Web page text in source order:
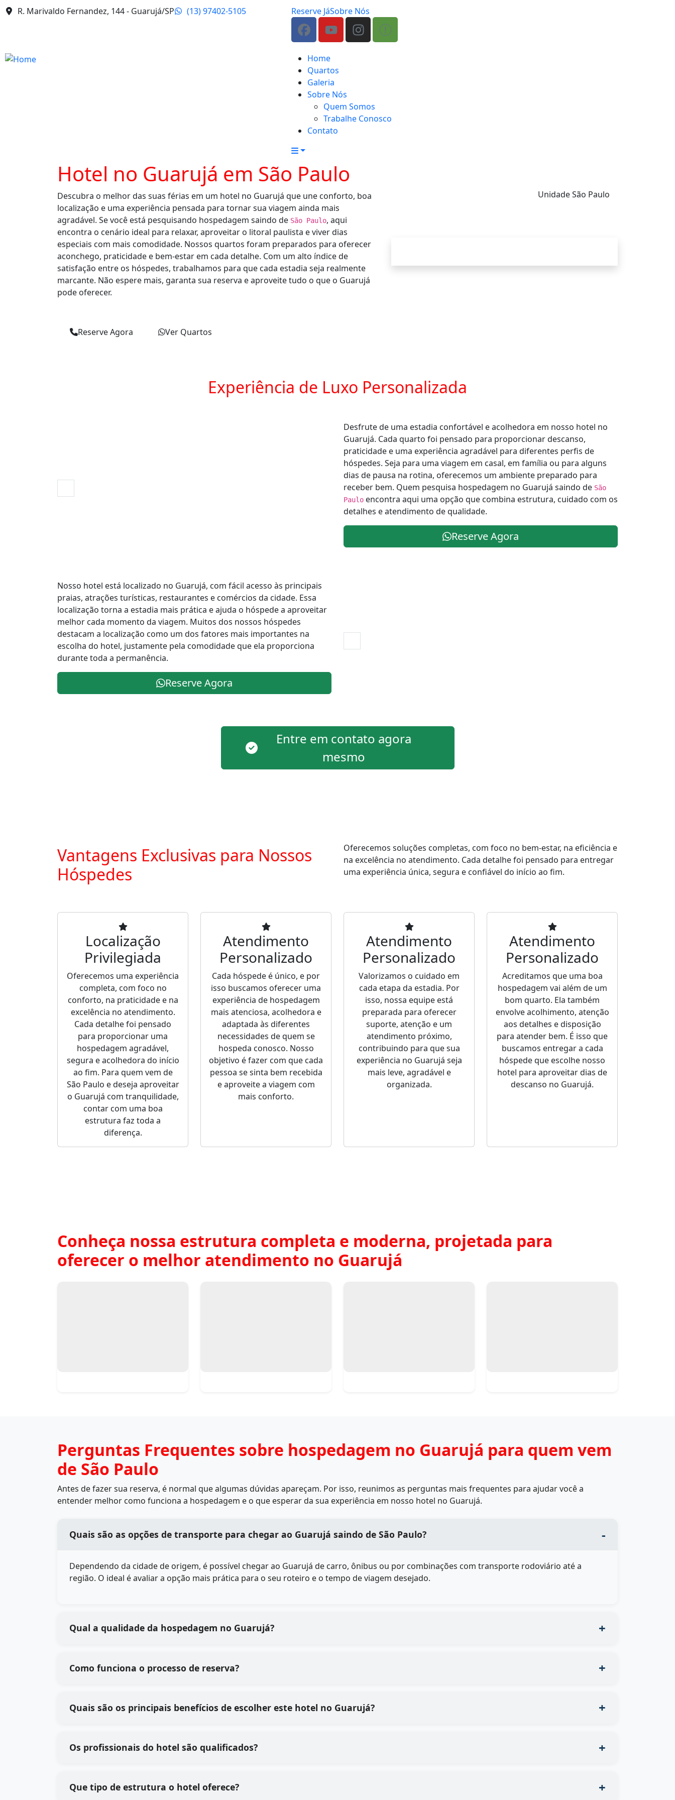
R. Marivaldo Fernandez, 144 - Guarujá/SP (13) 97402-5105 Reserve JáSobre Nós
Home
Quartos
Galeria
Sobre Nós
Quem Somos
Trabalhe Conosco
Contato
Unidade São Paulo
Hotel no Guarujá em São Paulo
Descubra o melhor das suas férias em um hotel no Guarujá que une conforto, boa
localização e uma experiência pensada para tornar sua viagem ainda mais
agradável. Se você está pesquisando hospedagem saindo de São Paulo, aqui
encontra o cenário ideal para relaxar, aproveitar o litoral paulista e viver dias
especiais com mais comodidade. Nossos quartos foram preparados para oferecer
aconchego, praticidade e bem-estar em cada detalhe. Com um alto índice de
satisfação entre os hóspedes, trabalhamos para que cada estadia seja realmente
marcante. Não espere mais, garanta sua reserva e aproveite tudo o que o Guarujá
pode oferecer.
Reserve Agora Ver Quartos
Experiência de Luxo Personalizada
Desfrute de uma estadia confortável e acolhedora em nosso hotel no
Guarujá. Cada quarto foi pensado para proporcionar descanso,
praticidade e uma experiência agradável para diferentes perfis de
hóspedes. Seja para uma viagem em casal, em família ou para alguns
dias de pausa na rotina, oferecemos um ambiente preparado para
receber bem. Quem pesquisa hospedagem no Guarujá saindo de São
Paulo encontra aqui uma opção que combina estrutura, cuidado com os
detalhes e atendimento de qualidade.
Reserve Agora
Nosso hotel está localizado no Guarujá, com fácil acesso às principais
praias, atrações turísticas, restaurantes e comércios da cidade. Essa
localização torna a estadia mais prática e ajuda o hóspede a aproveitar
melhor cada momento da viagem. Muitos dos nossos hóspedes
destacam a localização como um dos fatores mais importantes na
escolha do hotel, justamente pela comodidade que ela proporciona
durante toda a permanência.
Reserve Agora
Entre em contato agora
mesmo
Vantagens Exclusivas para Nossos
Hóspedes
Oferecemos soluções completas, com foco no bem-estar, na eficiência e
na excelência no atendimento. Cada detalhe foi pensado para entregar
uma experiência única, segura e confiável do início ao fim.
Localização
Privilegiada
Oferecemos uma experiência
completa, com foco no
conforto, na praticidade e na
excelência no atendimento.
Cada detalhe foi pensado
para proporcionar uma
hospedagem agradável,
segura e acolhedora do início
ao fim. Para quem vem de
São Paulo e deseja aproveitar
o Guarujá com tranquilidade,
contar com uma boa
estrutura faz toda a
diferença.
Atendimento
Personalizado
Cada hóspede é único, e por
isso buscamos oferecer uma
experiência de hospedagem
mais atenciosa, acolhedora e
adaptada às diferentes
necessidades de quem se
hospeda conosco. Nosso
objetivo é fazer com que cada
pessoa se sinta bem recebida
e aproveite a viagem com
mais conforto.
Atendimento
Personalizado
Valorizamos o cuidado em
cada etapa da estadia. Por
isso, nossa equipe está
preparada para oferecer
suporte, atenção e um
atendimento próximo,
contribuindo para que sua
experiência no Guarujá seja
mais leve, agradável e
organizada.
Atendimento
Personalizado
Acreditamos que uma boa
hospedagem vai além de um
bom quarto. Ela também
envolve acolhimento, atenção
aos detalhes e disposição
para atender bem. É isso que
buscamos entregar a cada
hóspede que escolhe nosso
hotel para aproveitar dias de
descanso no Guarujá.
Conheça nossa estrutura completa e moderna, projetada para
oferecer o melhor atendimento no Guarujá
Perguntas Frequentes sobre hospedagem no Guarujá para quem vem
de São Paulo
Antes de fazer sua reserva, é normal que algumas dúvidas apareçam. Por isso, reunimos as perguntas mais frequentes para ajudar você a
entender melhor como funciona a hospedagem e o que esperar da sua experiência em nosso hotel no Guarujá.
Quais são as opções de transporte para chegar ao Guarujá saindo de São Paulo?
Dependendo da cidade de origem, é possível chegar ao Guarujá de carro, ônibus ou por combinações com transporte rodoviário até a
região. O ideal é avaliar a opção mais prática para o seu roteiro e o tempo de viagem desejado.
Qual a qualidade da hospedagem no Guarujá?
Como funciona o processo de reserva?
Quais são os principais benefícios de escolher este hotel no Guarujá?
Os profissionais do hotel são qualificados?
Que tipo de estrutura o hotel oferece?